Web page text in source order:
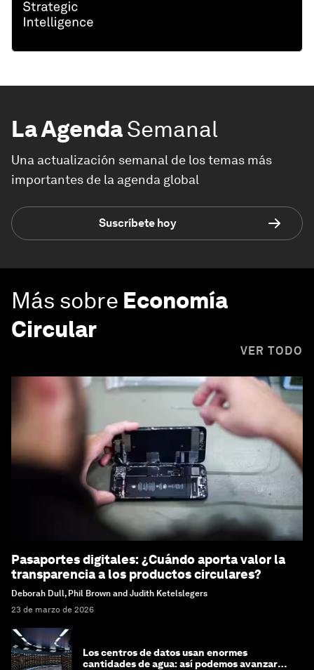
La AgendaSemanal
Una actualización semanal de los temas más
importantes de la agenda global
Suscríbete hoy
Más sobre Economía
Circular
VER TODO
Pasaportes digitales: ¿Cuándo aporta valor la
transparencia a los productos circulares?
Deborah Dull, Phil Brown and Judith Ketelslegers
23 de marzo de 2026
Los centros de datos usan enormes
cantidades de agua: así podemos avanzar